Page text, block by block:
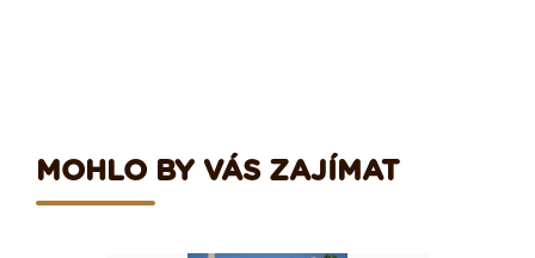
MOHLO BY VÁS ZAJÍMAT